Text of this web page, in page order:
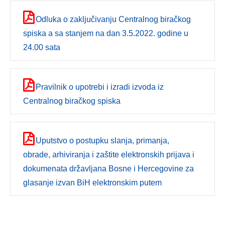
Odluka o zaključivanju Centralnog biračkog
spiska a sa stanjem na dan 3.5.2022. godine u
24.00 sata
Pravilnik o upotrebi i izradi izvoda iz
Centralnog biračkog spiska
Uputstvo o postupku slanja, primanja,
obrade, arhiviranja i zaštite elektronskih prijava i
dokumenata državljana Bosne i Hercegovine za
glasanje izvan BiH elektronskim putem